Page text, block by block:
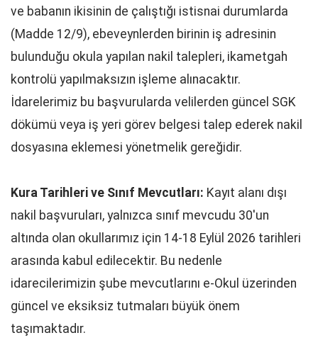
ve babanın ikisinin de çalıştığı istisnai durumlarda
(Madde 12/9), ebeveynlerden birinin iş adresinin
bulunduğu okula yapılan nakil talepleri, ikametgah
kontrolü yapılmaksızın işleme alınacaktır.
İdarelerimiz bu başvurularda velilerden güncel SGK
dökümü veya iş yeri görev belgesi talep ederek nakil
dosyasına eklemesi yönetmelik gereğidir.
Kura Tarihleri ve Sınıf Mevcutları: Kayıt alanı dışı
nakil başvuruları, yalnızca sınıf mevcudu 30'un
altında olan okullarımız için 14-18 Eylül 2026 tarihleri
arasında kabul edilecektir. Bu nedenle
idarecilerimizin şube mevcutlarını e-Okul üzerinden
güncel ve eksiksiz tutmaları büyük önem
taşımaktadır.